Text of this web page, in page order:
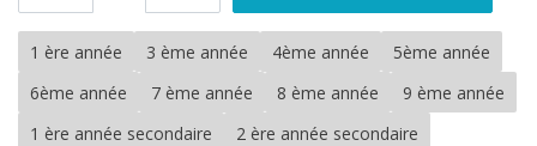
1 ère année 3 ème année 4ème année
5ème année
6ème année
7 ème année 8 ème année
9 ème année
1 ère année secondaire
2 ère année secondaire